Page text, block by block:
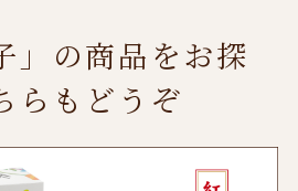
」の商品をお探
らもどうぞ